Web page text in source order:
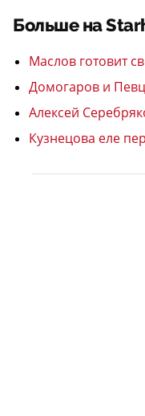
Больше на
Маслов готовит
Домогаров и
Алексей
Кузнецова еле